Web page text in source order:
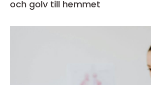
och golv till hemmet